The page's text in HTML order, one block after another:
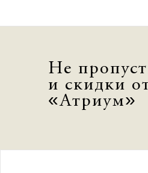
Не
и скидки
«Атриум»